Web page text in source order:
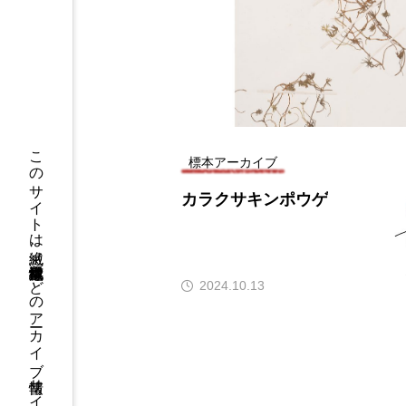
このサイトは絶滅、絶滅危惧種標本などのアーカイブ情報サイトです 標本アーカイブ
カラクサキンポウゲ
2024.10.13